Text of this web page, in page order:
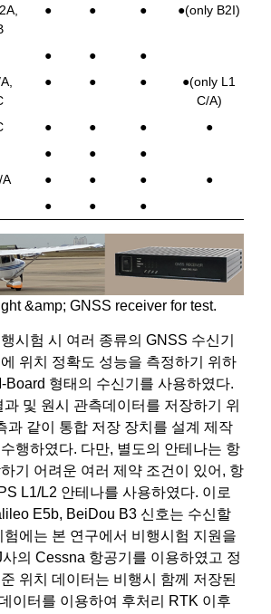
● ● ● ●(only B2I)
● ●
●
● ● ●
●(only L1
C/A)
● ● ●
●
● ●
●
A ● ● ●
●
● ● ●
&amp; GNSS receiver for test.
시험 시 여러 종류의 GNSS 수신기
위치 정확도 성능을 측정하기 위하
Board 형태의 수신기를 사용하였다.
및 원시 관측데이터를 저장하기 위
과 같이 통합 저장 장치를 설계 제작
행하였다. 다만, 별도의 안테나는 항
기 어려운 여러 제약 조건이 있어, 항
L1/L2 안테나를 사용하였다. 이로
E5b, BeiDou B3 신호는 수신할
험에는 본 연구에서 비행시험 지원을
의 Cessna 항공기를 이용하였고 정
위치 데이터는 비행시 함께 저장된
이터를 이용하여 후처리 RTK 이후